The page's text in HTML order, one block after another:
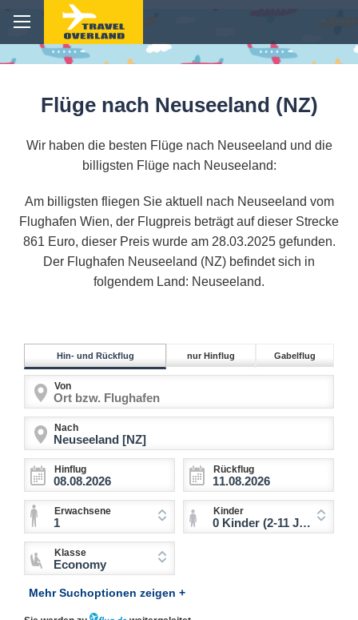
Flüge nach Neuseeland (NZ)
Wir haben die besten Flüge nach Neuseeland und die
billigsten Flüge nach Neuseeland:
Am billigsten fliegen Sie aktuell nach Neuseeland vom
Flughafen Wien, der Flugpreis beträgt auf dieser Strecke
861 Euro, dieser Preis wurde am 28.03.2025 gefunden.
Der Flughafen Neuseeland (NZ) befindet sich in
folgendem Land: Neuseeland.
Hin- und Rückflug nur Hinflug Gabelflug
Von
Nach
Hinflug Rückflug
Erwachsene
1
Kinder
0 Kinder (2-11 Jahre)
Klasse
Economy
Mehr Suchoptionen zeigen +